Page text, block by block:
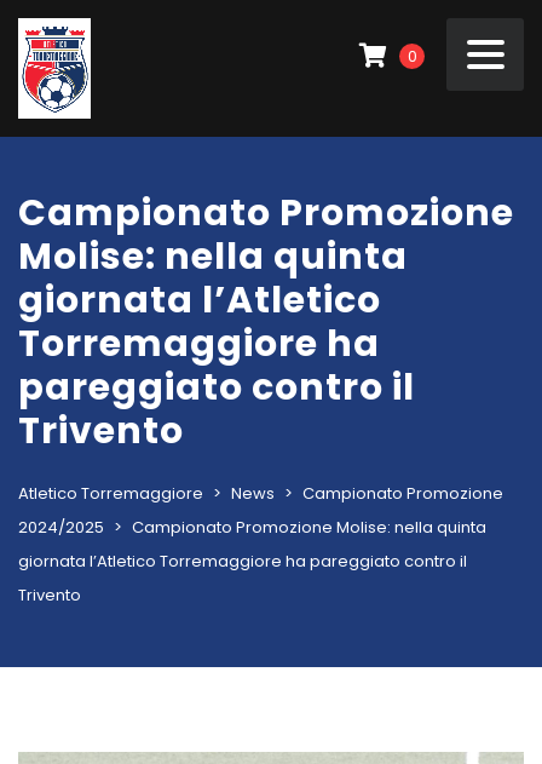
0
Campionato Promozione
Molise: nella quinta
giornata l’Atletico
Torremaggiore ha
pareggiato contro il
Trivento
Atletico Torremaggiore > News > Campionato Promozione
2024/2025 > Campionato Promozione Molise: nella quinta
giornata l’Atletico Torremaggiore ha pareggiato contro il
Trivento